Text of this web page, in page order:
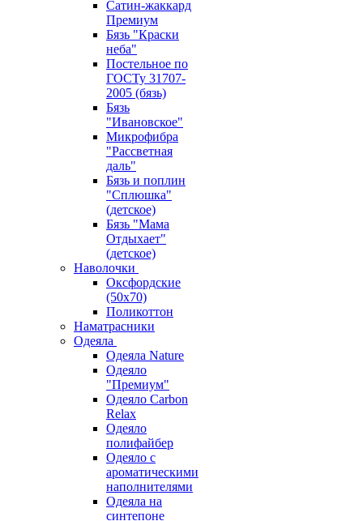
Сатин-жаккард
Премиум
Бязь "Краски
неба"
Постельное по
ГОСТу 31707-
2005 (бязь)
Бязь
"Ивановское"
Микрофибра
"Рассветная
даль"
Бязь и поплин
"Сплюшка"
(детское)
Бязь "Мама
Отдыхает"
(детское)
Наволочки
Оксфордские
(50х70)
Поликоттон
Наматрасники
Одеяла
Одеяла Nature
Одеяло
"Премиум"
Одеяло Carbon
Relax
Одеяло
полифайбер
Одеяло с
ароматическими
наполнителями
Одеяла на
синтепоне